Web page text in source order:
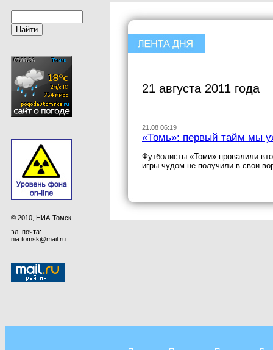
© 2010, НИА-Томск
эл. почта:
nia.tomsk@mail.ru
21 августа 2011 года
21.08 06:19
«Томь»: первый тайм мы
Футболисты «Томи» провалили
игры чудом не получили в свои